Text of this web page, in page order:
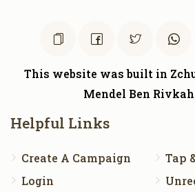
This website was built in
Mendel Ben
Helpful Links
Create A Campaign
Login
Tap